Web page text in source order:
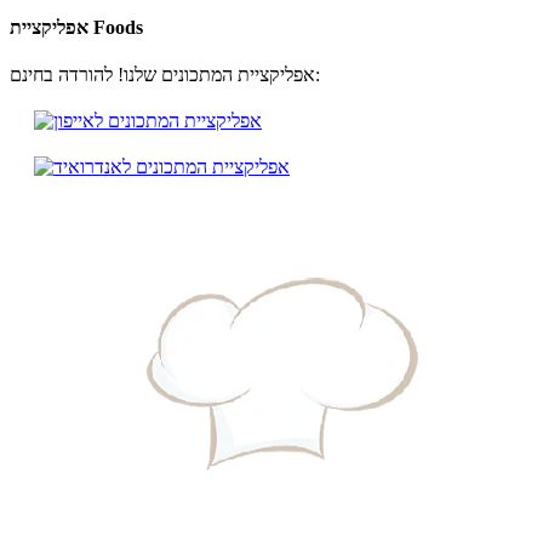
אפליקציית Foods
אפליקציית המתכונים שלנו! להורדה בחינם: